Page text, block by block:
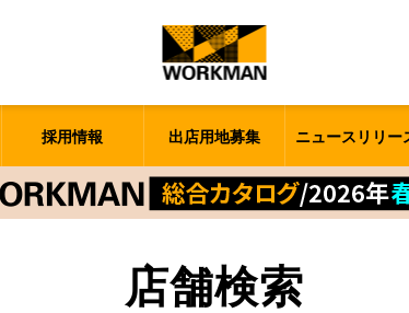
採用情報 出店用地募集 ニュースリリー
店舗検索